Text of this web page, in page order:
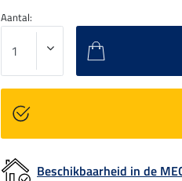
Aantal:
Beschikbaarheid in de